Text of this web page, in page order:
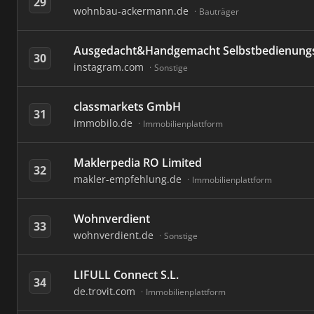
wohnbau-ackermann.de Bauträger
30 Ausgedacht&Handgemacht
instagram.com Sonstige
31 classmarkets GmbH
immobilo.de Immobilienplattform
32 Maklerpedia RO Limited
makler-empfehlung.de Immobilienplattform
33 Wohnverdient
wohnverdient.de Sonstige
34 LIFULL Connect S.L.
de.trovit.com Immobilienplattform